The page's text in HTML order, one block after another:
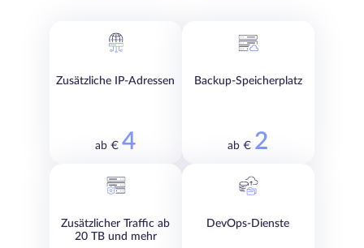
Zusätzliche IP-Adressen
ab €4
Backup-Speicherplatz
ab € 2
Zusätzlicher Traffic ab
20 TB und mehr
DevOps-Dienste